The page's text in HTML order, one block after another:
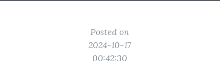
Posted on
2024-10-17
00:42:30